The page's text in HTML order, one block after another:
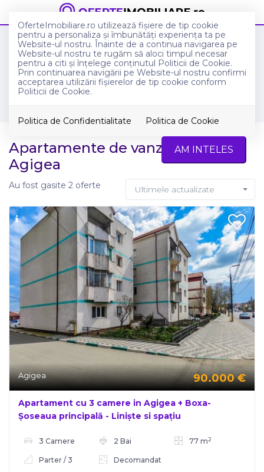
OferteImobiliare.ro utilizează fişiere de tip cookie
pentru a personaliza și îmbunătăți experiența ta pe
Website-ul nostru. Înainte de a continua navigarea pe
Website-ul nostru te rugăm să aloci timpul necesar
pentru a citi și înțelege conținutul Politicii de Cookie.
Prin continuarea navigării pe Website-ul nostru confirmi
acceptarea utilizării fişierelor de tip cookie conform
Politicii de Cookie.
Politica de Confidentialitate Politica de Cookie
AM INTELES
Anunturi imobiliare
Anunturi imobiliare de vanzare in Agigea
Apartamente de vanzare in Agigea
Apartamente de vanzare in
Agigea
Au fost gasite 2 oferte Ultimele actualizate
Agigea 90.000€
Apartament cu 3 camere in Agigea + Boxa-
Șoseaua principală - Liniște si spațiu
3 Camere 2 Bai 77 m2
Parter / 3 Decomandat